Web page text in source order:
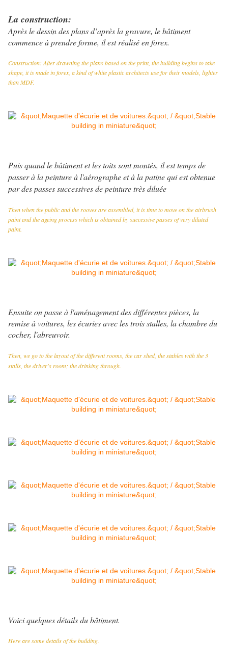
La construction:
Après le dessin des plans d’après la gravure, le bâtiment
commence à prendre forme, il est réalisé en forex.
Construction: After drawning the plans based on the print, the building begins to take
shape, it is made in forex, a kind of white plastic architects use for their models, lighter
than MDF.
Puis quand le bâtiment et les toits sont montés, il est temps de
passer à la peinture à l'aérographe et à la patine qui est obtenue
par des passes successives de peinture très diluée
Then when the public and the rooves are assembled, it is time to move on the airbrush
paint and the ageing process which is obtained by successive passes of very diluted
paint.
Ensuite on passe à l'aménagement des différentes pièces, la
remise à voitures, les écuries avec les trois stalles, la chambre du
cocher, l'abreuvoir.
Then, we go to the layout of the different rooms, the car shed, the stables with the 3
stalls, the driver's room; the drinking through.
Voici quelques détails du bâtiment.
Here are some details of the building.